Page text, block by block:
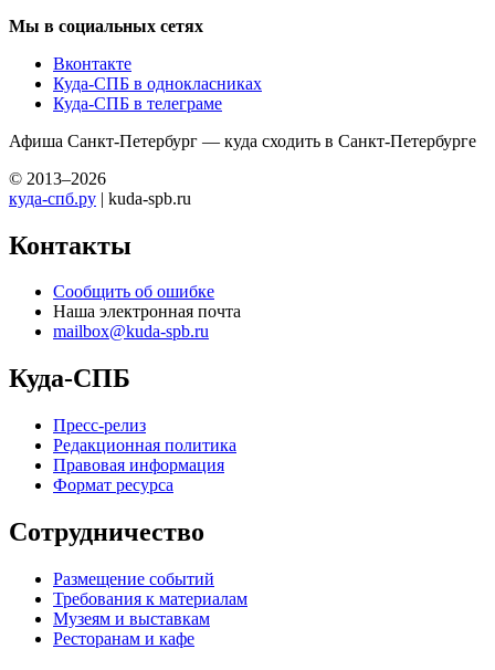
Мы в социальных сетях
Вконтакте
Куда-СПБ в однокласниках
Куда-СПБ в телеграме
Афиша Санкт-Петербург — куда сходить в Санкт-Петербурге
© 2013–2026
куда-спб.ру | kuda-spb.ru
Контакты
Сообщить об ошибке
Наша электронная почта
mailbox@kuda-spb.ru
Куда-СПБ
Пресс-релиз
Редакционная политика
Правовая информация
Формат ресурса
Сотрудничество
Размещение событий
Требования к материалам
Музеям и выставкам
Ресторанам и кафе